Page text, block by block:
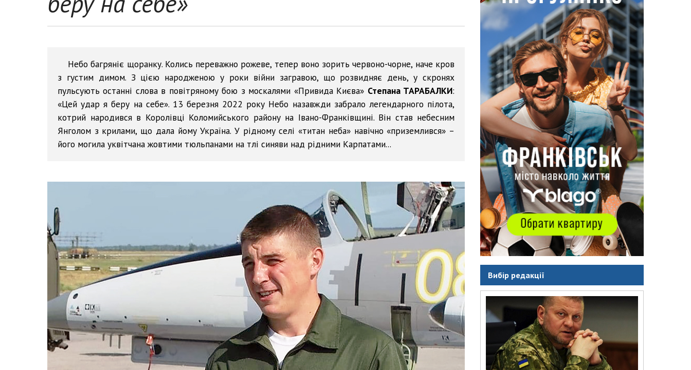
Небо багряніє щоранку. Колись переважно рожеве, тепер воно зорить червоно-чорне, наче кров
з густим димом. З цією народженою у роки війни загравою, що розвидняє день, у скронях
пульсують останні слова в повітряному бою з москалями «Привида Києва» Степана ТАРАБАЛКИ:
«Цей удар я беру на себе». 13 березня 2022 року Небо назавжди забрало легендарного пілота,
котрий народився в Королівці Коломийського району на Івано-Франківщині. Він став небесним
Янголом з крилами, що дала йому Україна. У рідному селі «титан неба» навічно «приземлився» –
його могила уквітчана жовтими тюльпанами на тлі синяви над рідними Карпатами...
Вибір редакції